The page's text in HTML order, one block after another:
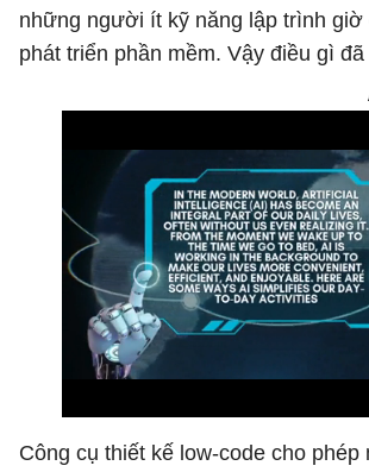
những người ít kỹ năng lập trình giờ
phát triển phần mềm. Vậy điều gì
Công cụ thiết kế low-code cho